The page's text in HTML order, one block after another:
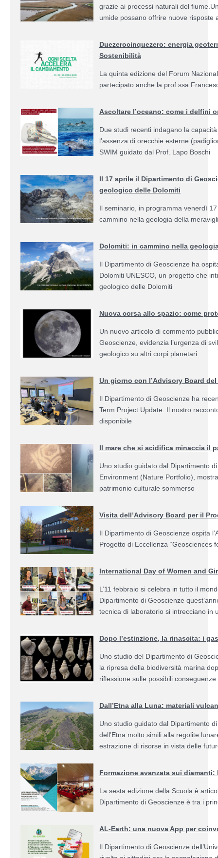
grazie ai processi naturali del
umide possano offrire nuove risposte
Duezerocinquezero: energia
Sostenibilità
La quinta edizione del Forum
partecipato anche la prof.ssa
Ascoltare l’oceano: come i delfini
Due studi recenti indagano la
l’assenza di orecchie esterne
SWIM guidato dal Prof. Lapo Boschi
Il 17 aprile il Dipartimento di
geologico delle Dolomiti
Il seminario, in programma venerdì
cammino nella geologia della
Dolomiti: in cammino nella
Il Dipartimento di Geoscienze ha
Dolomiti UNESCO, un progetto che
geologico delle Dolomiti
Nuova corsa allo spazio: come
Un nuovo articolo di commento
Geoscienze, evidenzia l’urgenza di
geologico su altri corpi planetari
Un giorno con l’Advisory Board
Il Dipartimento di Geoscienze ha
Term Project Update. Il nostro
disponibile
Il mare che si acidifica minaccia il
Uno studio guidato dal Dipartimento
Environment (Nature Portfolio),
patrimonio culturale sommerso
Visita dell’Advisory Board per il
Il Dipartimento di Geoscienze ospita
Progetto di Eccellenza “Geosciences
International Day of Women and
L’11 febbraio si celebra in tutto il
Dipartimento di Geoscienze
tecnica di laboratorio si intrecciano in
Dopo l’estinzione, la rinascita: i
Uno studio del Dipartimento di
la ripresa della biodiversità marina
riflessione sulle possibili
Dall’Etna alla Luna: materiali
Uno studio guidato dal Dipartimento
dell’Etna molto simili alla regolite
estrazione di risorse in vista delle
Formazione avanzata sui
La sesta edizione della Scuola è
Dipartimento di Geoscienze è tra i
AL-Earth: una nuova App per
Il Dipartimento di Geoscienze